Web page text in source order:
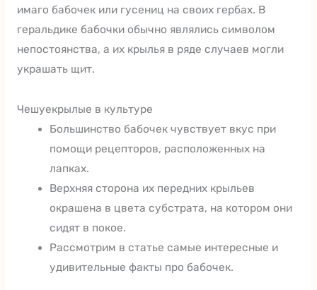
имаго бабочек или гусениц на своих гербах. В
геральдике бабочки обычно являлись символом
непостоянства, а их крылья в ряде случаев могли
украшать щит.
Чешуекрылые в культуре
Большинство бабочек чувствует вкус при
помощи рецепторов, расположенных на
лапках.
Верхняя сторона их передних крыльев
окрашена в цвета субстрата, на котором они
сидят в покое.
Рассмотрим в статье самые интересные и
удивительные факты про бабочек.